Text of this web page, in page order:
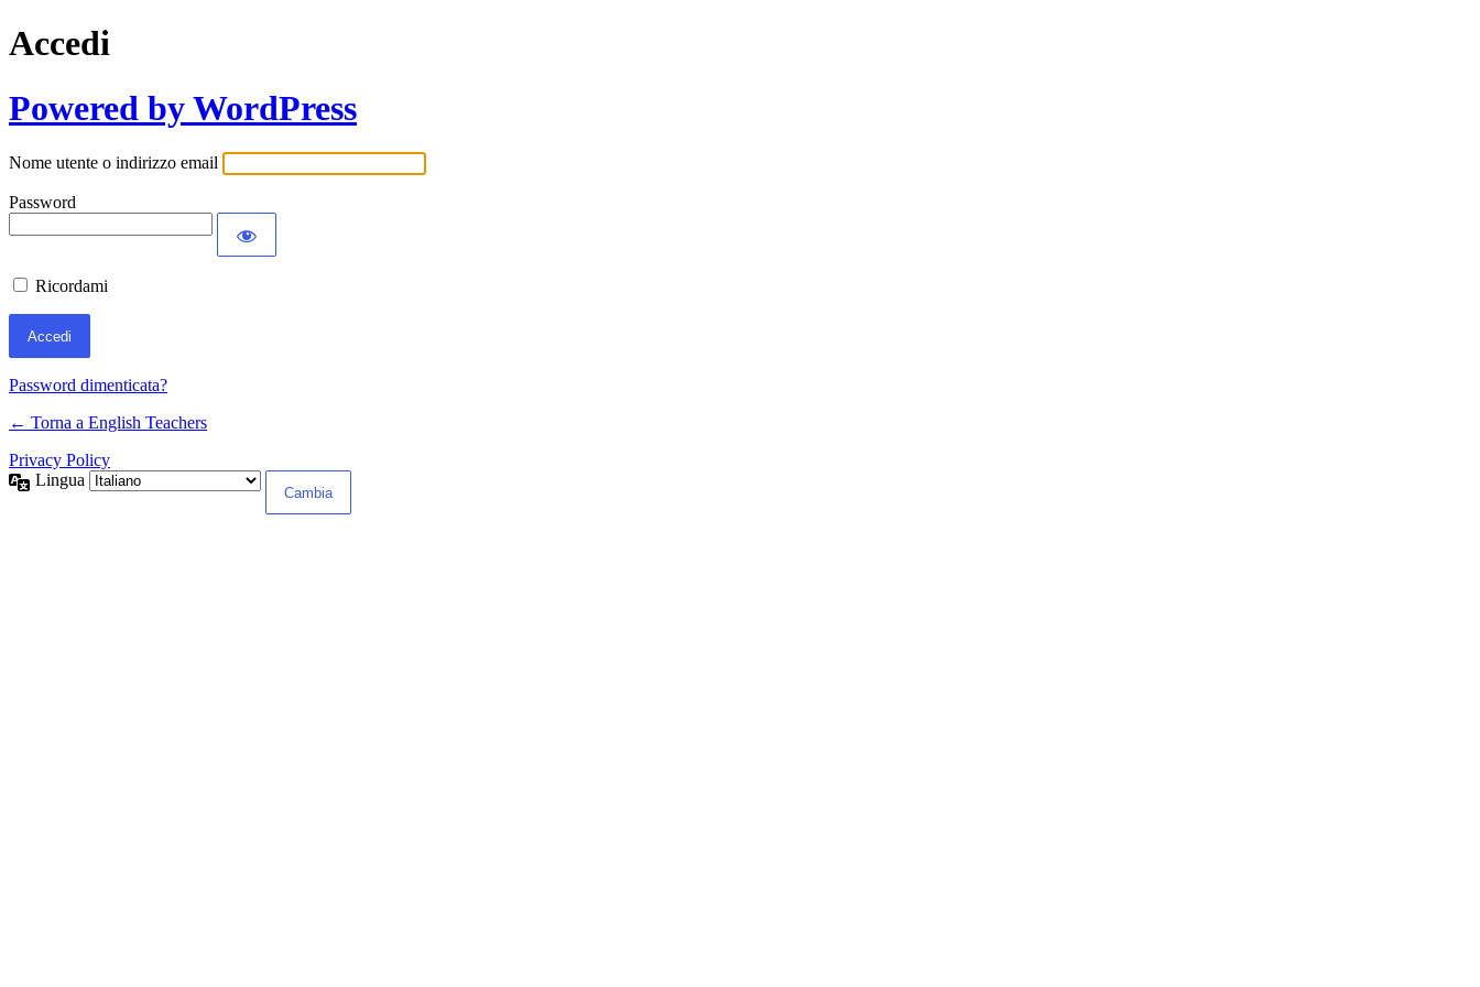
Accedi
Powered by WordPress
Nome utente o indirizzo email
Password
Ricordami
Password dimenticata?
← Torna a English Teachers
Privacy Policy
Lingua